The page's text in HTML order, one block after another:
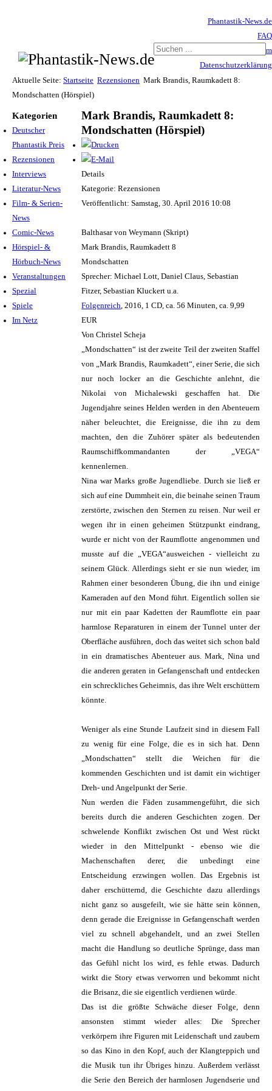
Phantastik-News.de
FAQ
Impressum
Datenschutzerklärung
Haftungsausschluss
Aktuelle Seite: Startseite Rezensionen Mark Brandis, Raumkadett 8:
Mondschatten (Hörspiel)
Kategorien
Deutscher
Phantastik Preis
Rezensionen
Interviews
Literatur-News
Film- & Serien-
News
Comic-News
Hörspiel- &
Hörbuch-News
Veranstaltungen
Spezial
Spiele
Im Netz
Mark Brandis, Raumkadett 8:
Mondschatten (Hörspiel)
Details
Kategorie: Rezensionen
Veröffentlicht: Samstag, 30. April 2016 10:08
Balthasar von Weymann (Skript)
Mark Brandis, Raumkadett 8
Mondschatten
Sprecher: Michael Lott, Daniel Claus, Sebastian
Fitzer, Sebastian Kluckert u.a.
Folgenreich , 2016, 1 CD, ca. 56 Minuten, ca. 9,99
EUR
Von Christel Scheja
„Mondschatten“ ist der zweite Teil der zweiten Staffel
von „Mark Brandis, Raumkadett“, einer Serie, die sich
nur noch locker an die Geschichte anlehnt, die
Nikolai von Michalewski geschaffen hat. Die
Jugendjahre seines Helden werden in den Abenteuern
näher beleuchtet, die Ereignisse, die ihn zu dem
machten, den die Zuhörer später als bedeutenden
Raumschiffkommandanten der „VEGA“
kennenlernen.
Nina war Marks große Jugendliebe. Durch sie ließ er
sich auf eine Dummheit ein, die beinahe seinen Traum
zerstörte, zwischen den Sternen zu reisen. Nur weil er
wegen ihr in einen geheimen Stützpunkt eindrang,
wurde er nicht von der Raumflotte angenommen und
musste auf die „VEGA“ausweichen - vielleicht zu
seinem Glück. Allerdings sieht er sie nun wieder, im
Rahmen einer besonderen Übung, die ihn und einige
Kameraden auf den Mond führt. Eigentlich sollen sie
nur mit ein paar Kadetten der Raumflotte ein paar
harmlose Reparaturen in einem der Tunnel unter der
Oberfläche ausführen, doch das weitet sich schon bald
in ein dramatisches Abenteuer aus. Mark, Nina und
die anderen geraten in Gefangenschaft und entdecken
ein schreckliches Geheimnis, das ihre Welt erschüttern
könnte.
Weniger als eine Stunde Laufzeit sind in diesem Fall
zu wenig für eine Folge, die es in sich hat. Denn
„Mondschatten“ stellt die Weichen für die
kommenden Geschichten und ist damit ein wichtiger
Dreh- und Angelpunkt der Serie.
Nun werden die Fäden zusammengeführt, die sich
bereits durch die anderen Geschichten zogen. Der
schwelende Konflikt zwischen Ost und West rückt
wieder in den Mittelpunkt - ebenso wie die
Machenschaften derer, die unbedingt eine
Entscheidung erzwingen wollen. Das Ergebnis ist
daher erschütternd, die Geschichte dazu allerdings
nicht ganz so ausgefeilt, wie sie hätte sein können,
denn gerade die Ereignisse in Gefangenschaft werden
viel zu schnell abgehandelt, und an zwei Stellen
macht die Handlung so deutliche Sprünge, dass man
das Gefühl nicht los wird, es fehle etwas. Dadurch
wirkt die Story etwas verworren und bekommt nicht
die Brisanz, die sie eigentlich verdienen würde.
Das ist die größte Schwäche dieser Folge, denn
ansonsten stimmt wieder alles: Die Sprecher
verkörpern ihre Figuren mit Leidenschaft und zaubern
so das Kino in den Kopf, auch der Klangteppich und
die Musik tun ihr Übriges hinzu. Außerdem verlässt
die Serie den Bereich der harmlosen Jugendserie und